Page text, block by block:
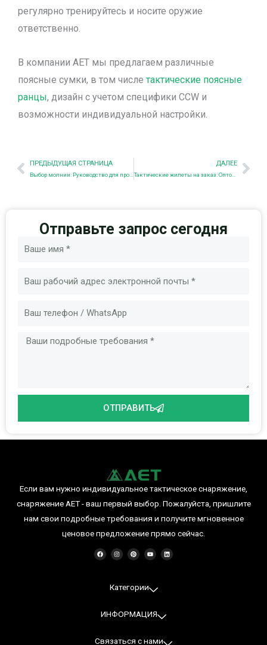
регулярно тренируйтесь и носите оружие
ответственно.
В компании AET мы предлагаем различные
поясные сумки, в том числе тактические поясные
ранцы, дизайн с учетом специфики CCW и
возможности индивидуальной настройки.
Пред.
ПРЕДЫДУЩАЯ СТРАНИЦА ДАЛЕЕ
Тактические жилеты на заказ: Оптовые и OEM-решения
Отправьте запрос сегодня
Электронная
ОТПРАВИТЬ
Если вам нужно индивидуальное тактическое снаряжение,
снаряжение AET - ваш первый выбор. Пожалуйста, пришлите
нам свои подробные требования и получите мгновенное
ценовое предложение прямо сейчас.
F
a
c
I
n
s
r
a
P
i
n
e
s
Y
o
u
L
i
n
Категории
ИНФОРМАЦИЯ
Связаться с нами